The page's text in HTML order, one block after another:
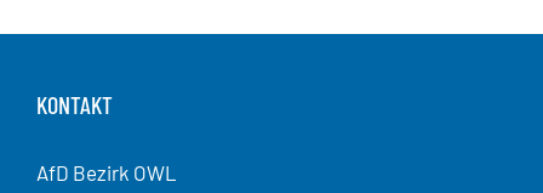
KONTAKT
AfD Bezirk OWL